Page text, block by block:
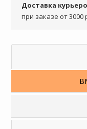
Доставка
при заказе от 3000